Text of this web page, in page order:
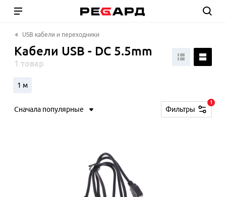
USB кабели и переходники
Кабели USB - DC 5.5mm
1 товар
1 м
Сначала популярные Фильтры
1